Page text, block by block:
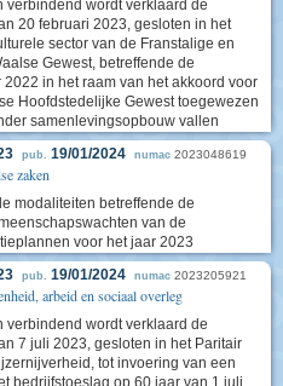
wordt verklaard de
20 februari 2023, gesloten in het
sector van de Franstalige en
Gewest, betreffende de
in het raam van het akkoord voor
Hoofdstedelijke Gewest toegewezen
samenlevingsopbouw vallen
pub. 19/01/2024 numac 2023048619
zaken
modaliteiten betreffende de
van de
voor het jaar 2023
pub. 19/01/2024 numac 2023205921
arbeid en sociaal overleg
wordt verklaard de
7 juli 2023, gesloten in het Paritair
tot invoering van een
bedrijfstoeslag op 60 jaar van 1 juli